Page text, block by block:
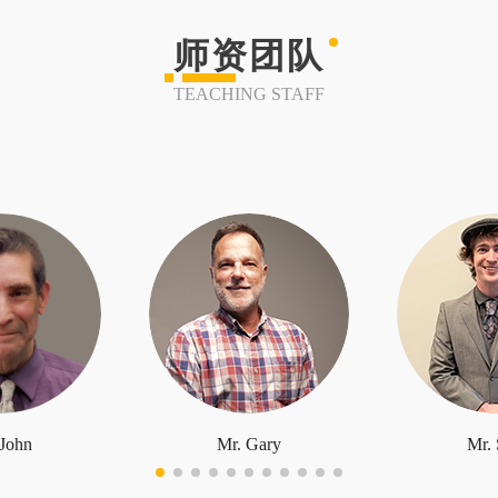
师资团队
TEACHING STAFF
Mr. Gary Mr.